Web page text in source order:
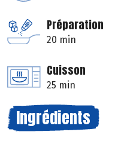
Préparation
20 min
Cuisson
25 min
Ingrédients